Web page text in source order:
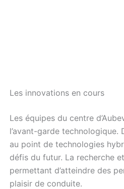
Les innovations en cours
Les équipes du centre
l’avant-garde
au point de technologies
défis du futur. La recherche
permettant d’atteindre des
plaisir de conduite.